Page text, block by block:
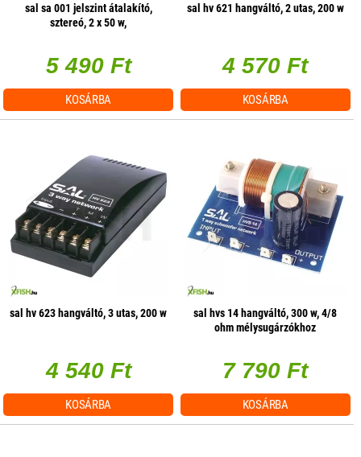
sal sa 001 jelszint átalakító,
sztereó, 2 x 50 w,
5 490 Ft
KOSÁRBA
sal hv 621 hangváltó, 2 utas, 200 w
4 570 Ft
KOSÁRBA
sal hv 623 hangváltó, 3 utas, 200 w
4 540 Ft
KOSÁRBA
sal hvs 14 hangváltó, 300 w, 4/8
ohm mélysugárzókhoz
7 790 Ft
KOSÁRBA